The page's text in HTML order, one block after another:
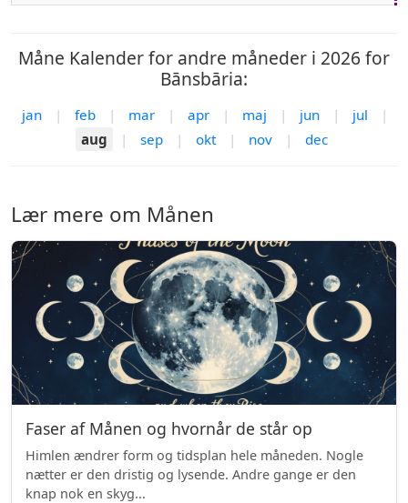
Måne Kalender for andre måneder i 2026 for
Bānsbāria:
jan | feb | mar | apr | maj | jun | jul
|
aug
| sep | okt | nov | dec
Lær mere om Månen
Faser af Månen og hvornår de står op
Himlen ændrer form og tidsplan hele måneden. Nogle
nætter er den dristig og lysende. Andre gange er den
knap nok en skyg...